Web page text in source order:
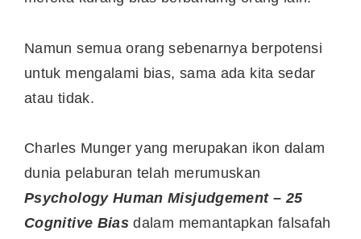
Namun semua orang sebenarnya berpotensi
untuk mengalami bias, sama ada kita sedar
atau tidak.
Charles Munger yang merupakan ikon dalam
dunia pelaburan telah merumuskan
Psychology Human Misjudgement – 25
Cognitive Bias dalam memantapkan falsafah